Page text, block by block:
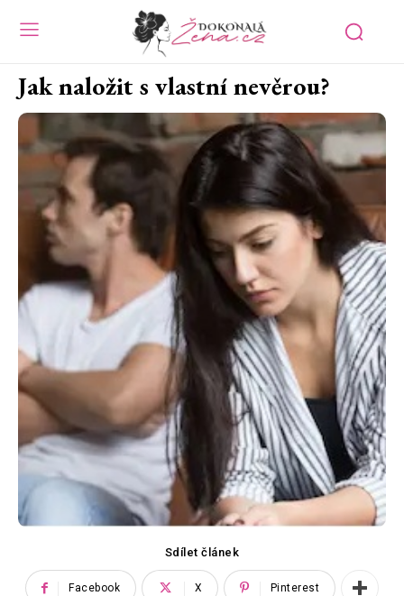
Jak naložit s vlastní nevěrou?
Sdílet článek
Facebook X Pinterest